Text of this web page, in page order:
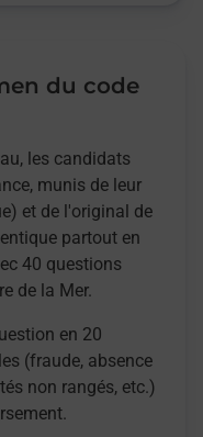
du code
les candidats
munis de leur
et de l'original de
partout en
40 questions
de la Mer.
en 20
(fraude, absence
non rangés, etc.)